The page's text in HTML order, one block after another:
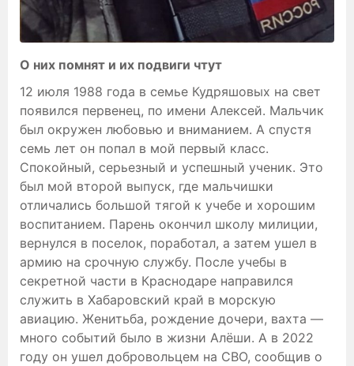
О них помнят и их подвиги чтут
12 июля 1988 года в семье Кудряшовых на свет
появился первенец, по имени Алексей. Мальчик
был окружен любовью и вниманием. А спустя
семь лет он попал в мой первый класс.
Спокойный, серьезный и успешный ученик. Это
был мой второй выпуск, где мальчишки
отличались большой тягой к учебе и хорошим
воспитанием. Парень окончил школу милиции,
вернулся в поселок, поработал, а затем ушел в
армию на срочную службу. После учебы в
секретной части в Краснодаре направился
служить в Хабаровский край в морскую
авиацию. Женитьба, рождение дочери, вахта —
много событий было в жизни Алёши. А в 2022
году он ушел добровольцем на СВО, сообщив о